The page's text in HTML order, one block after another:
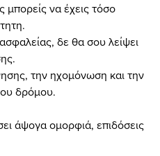
μπορείς να έχεις τόσο
δε θα σου λείψει
την ηχομόνωση και την
δρόμου.
άψογα ομορφιά, επιδόσεις